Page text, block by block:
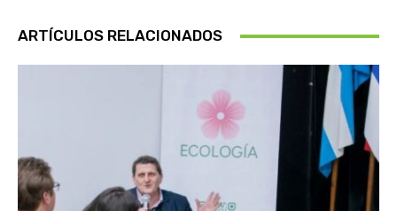
ARTÍCULOS RELACIONADOS